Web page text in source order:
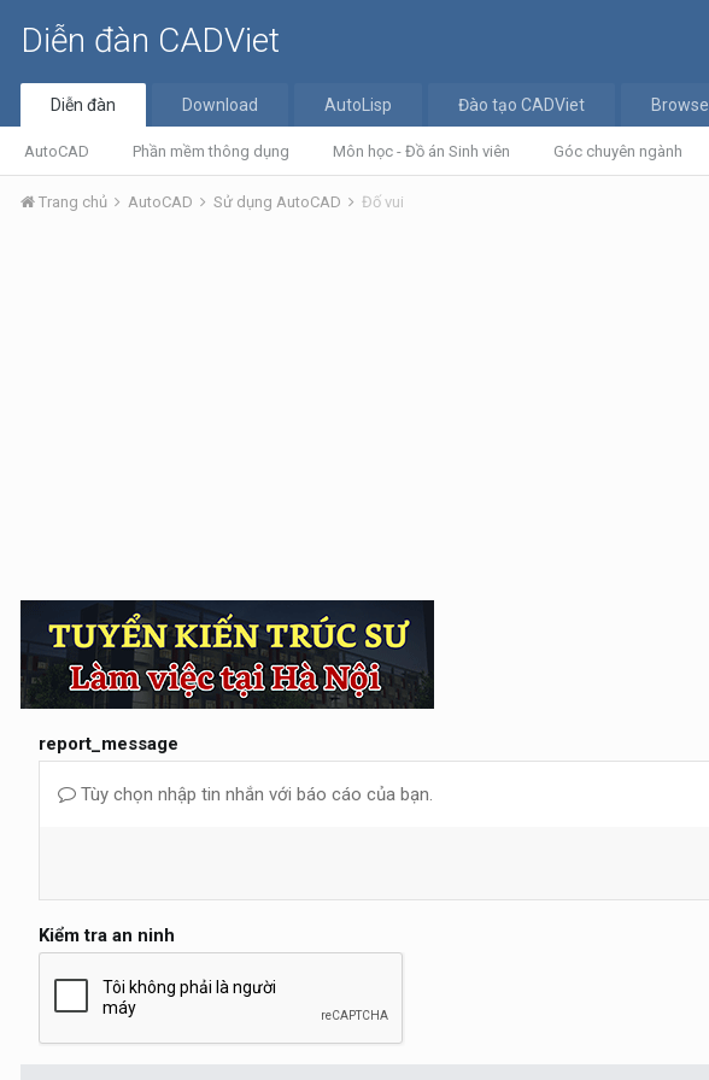
Diễn đàn CADViet
Diễn đàn
AutoCAD Phần mềm thông dụng Môn học - Đồ án Sinh viên Góc chuyên ngành
Download AutoLisp Đào tạo CADViet Browse
Trang chủ AutoCAD Sử dụng AutoCAD Đố vui
report_message
Tùy chọn nhập tin nhắn với báo cáo của bạn.
Kiểm tra an ninh